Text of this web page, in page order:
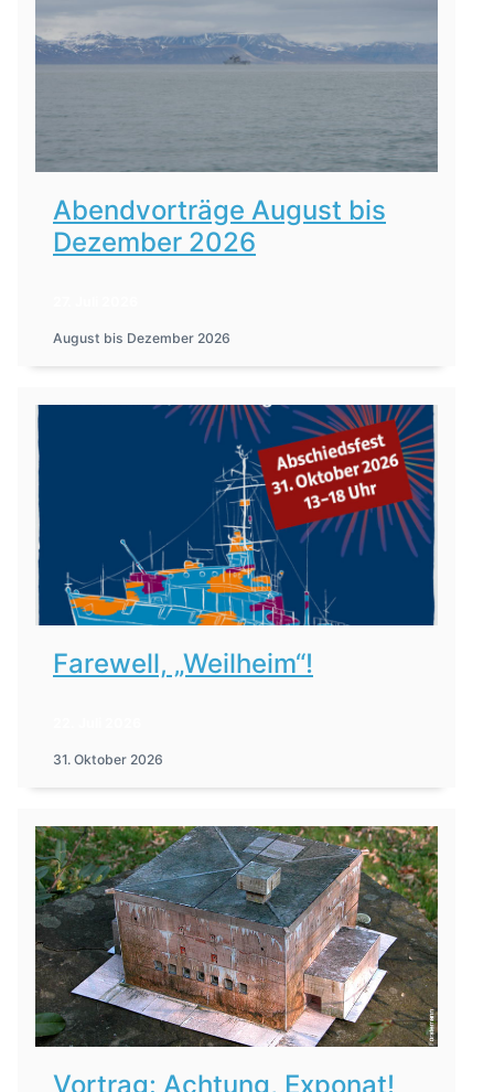
Abendvorträge August bis
Dezember 2026
August bis Dezember 2026
Farewell, „Weilheim“!
31. Oktober 2026
Vortrag: Achtung, Exponat!